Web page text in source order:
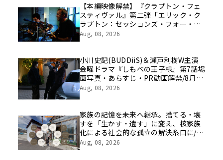
像を公開！
【本編映像解禁】『クラプトン・フェ
スティヴァル』第二弾「エリック・ク
ラプトン：セッションズ・フォー・ロ
バート・ジョンソン2004」8/21（金）
Aug, 08, 2026
小川史記(BUDDiiS)＆瀬戸利樹W主演
金曜ドラマ『しもべの王子様』第7話場
面写真・あらすじ・PR動画解禁/8月14
日(金)よる11時～放送
Aug, 08, 2026
家族の記憶を未来へ継承。捨てる・壊
すを「生かす・遺す」に変え、核家族
化による社会的な孤立の解決糸口に/家
族の思い出をVRで保存する「ハウスト
Aug, 08, 2026